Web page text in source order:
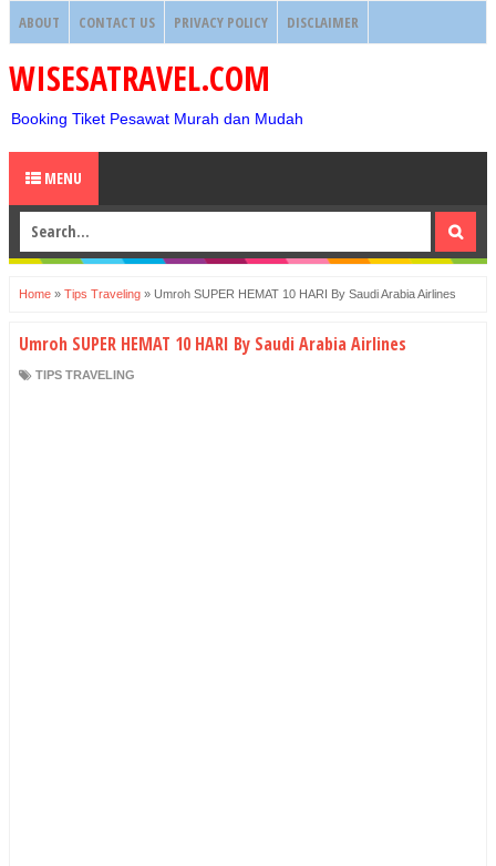
ABOUT CONTACT US PRIVACY POLICY DISCLAIMER
WISESATRAVEL.COM
Booking Tiket Pesawat Murah dan Mudah
MENU
Home » Tips Traveling » Umroh SUPER HEMAT 10 HARI By Saudi Arabia Airlines
Umroh SUPER HEMAT 10 HARI By Saudi Arabia Airlines
TIPS TRAVELING